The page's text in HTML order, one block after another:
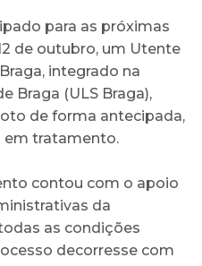
para as próximas
de outubro, um Utente
integrado na
Braga (ULS Braga),
de forma antecipada,
em tratamento.
contou com o apoio
da
as condições
decorresse com